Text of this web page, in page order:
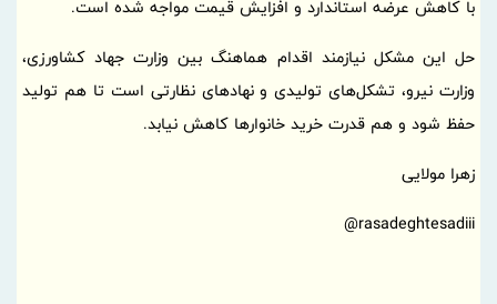
با کاهش عرضه استاندارد و افزایش قیمت مواجه شده است.
حل این مشکل نیازمند اقدام هماهنگ بین وزارت جهاد کشاورزی،
وزارت نیرو، تشکل‌های تولیدی و نهادهای نظارتی است تا هم تولید
حفظ شود و هم قدرت خرید خانوارها کاهش نیابد.
زهرا مولایی
rasadeghtesadiii@